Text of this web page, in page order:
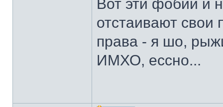
Вот эти фобии и
отстаивают свои
права - я шо,
ИМХО, ессно...